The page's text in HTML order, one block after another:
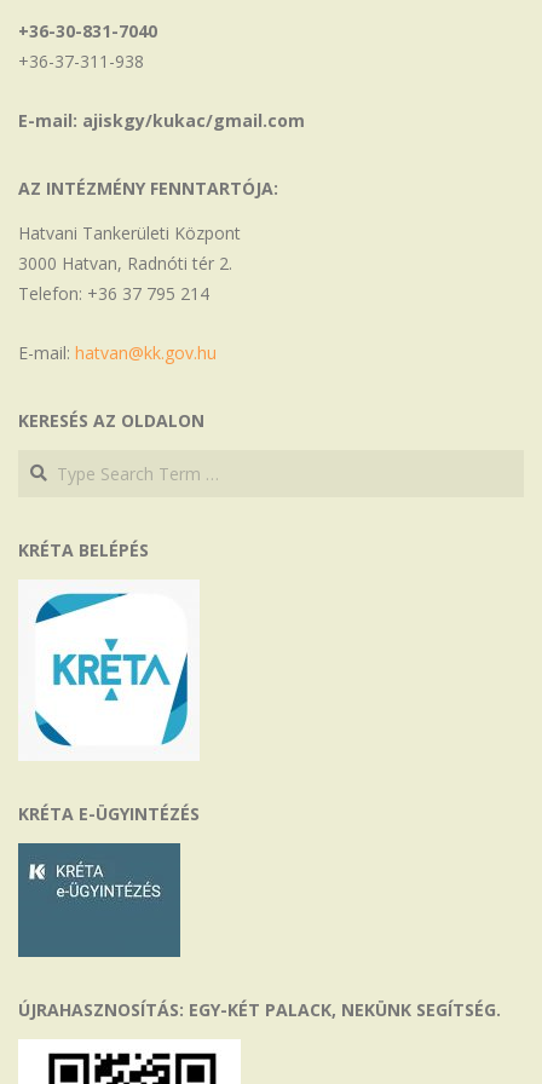
+36-30-831-7040
+36-37-311-938
E-mail: ajiskgy/kukac/gmail.com
AZ INTÉZMÉNY FENNTARTÓJA:
Hatvani Tankerületi Központ
3000 Hatvan, Radnóti tér 2.
Telefon: +36 37 795 214
E-mail: hatvan@kk.gov.hu
KERESÉS AZ OLDALON
Search
Search
KRÉTA BELÉPÉS
KRÉTA E-ÜGYINTÉZÉS
ÚJRAHASZNOSÍTÁS: EGY-KÉT PALACK, NEKÜNK SEGÍTSÉG.